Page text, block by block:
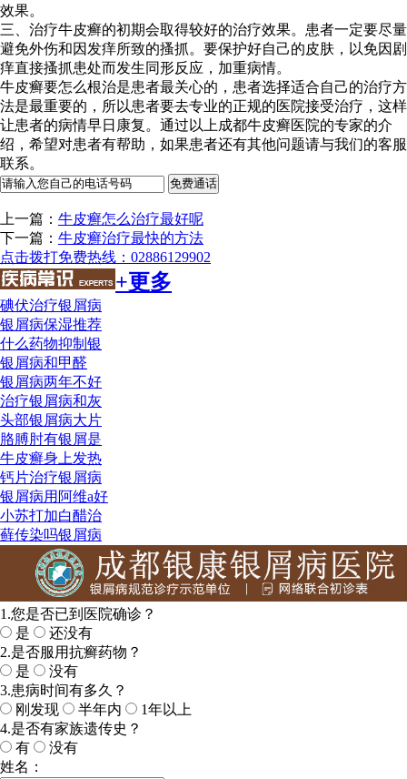
效果。
三、治疗牛皮癣的初期会取得较好的治疗效果。患者一定要尽量
避免外伤和因发痒所致的搔抓。要保护好自己的皮肤，以免因剧
痒直接搔抓患处而发生同形反应，加重病情。
牛皮癣要怎么根治是患者最关心的，患者选择适合自己的治疗方
法是最重要的，所以患者要去专业的正规的医院接受治疗，这样
让患者的病情早日康复。通过以上成都牛皮癣医院的专家的介
绍，希望对患者有帮助，如果患者还有其他问题请与我们的客服
联系。
上一篇： 牛皮癣怎么治疗最好呢
下一篇： 牛皮癣治疗最快的方法
点击拨打免费热线：02886129902
+更多
碘伏治疗银屑病
银屑病保湿推荐
什么药物抑制银
银屑病和甲醛
银屑病两年不好
治疗银屑病和灰
头部银屑病大片
胳膊肘有银屑是
牛皮癣身上发热
钙片治疗银屑病
银屑病用阿维a好
小苏打加白醋治
藓传染吗银屑病
1.您是否已到医院确诊？
是
还没有
2.是否服用抗癣药物？
是
没有
3.患病时间有多久？
刚发现
半年内
1年以上
4.是否有家族遗传史？
有
没有
姓名：